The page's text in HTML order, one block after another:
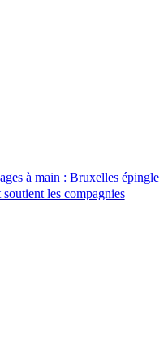
à main : Bruxelles épingle
soutient les compagnies